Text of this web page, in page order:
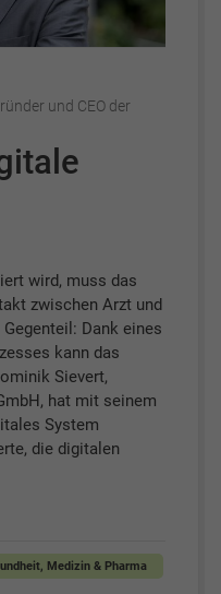
und CEO der
wird, muss das
zwischen Arzt und
Dank eines
kann das
Sievert,
hat mit seinem
System
die digitalen
Medizin & Pharma